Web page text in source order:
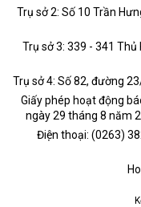
Trụ sở 2: Số 10 Trần
Trụ sở 3: 339 - 341
Trụ sở 4: Số 82, đường
Giấy phép hoạt động
ngày 29 tháng 8 năm
Điện thoại: (0263)